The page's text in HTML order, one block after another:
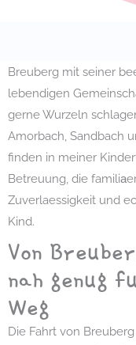
Breuberg mit seiner
lebendigen
gerne Wurzeln
Amorbach, Sandbach
finden in meiner
Betreuung, die
Zuverlaessigkeit und
Kind.
Von
nah genug
Weg
Die Fahrt von